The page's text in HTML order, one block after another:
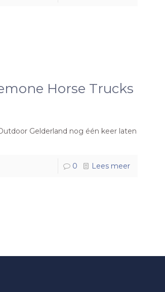
Horse Trucks
Gelderland nog één keer laten
0 Lees meer